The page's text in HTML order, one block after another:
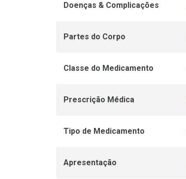
Doenças & Complicações
Partes do Corpo
Classe do Medicamento
Prescrição Médica
Tipo de Medicamento
Apresentação